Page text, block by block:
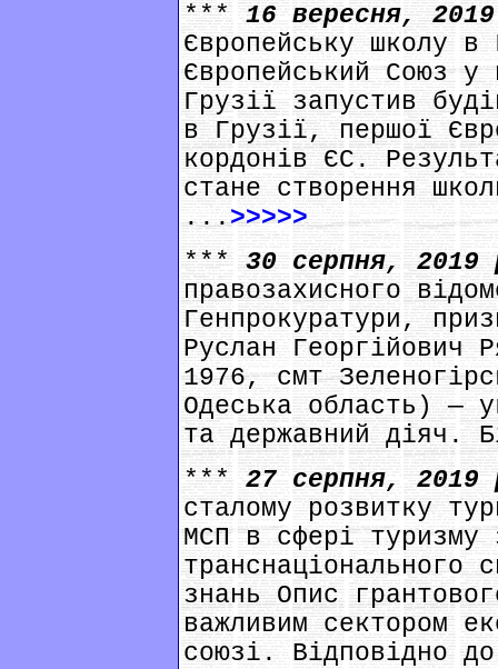
***16 вересня,
Європейську школу в
Європейський Союз у
Грузії запустив
в Грузії, першої
кордонів ЄС.
стане створення
...>>>>>
***30 серпня,
правозахисного
Генпрокуратури,
Руслан Георгійович
1976, смт
Одеська область) —
та державний діяч.
***27 серпня,
сталому розвитку
МСП в сфері туризму
транснаціонального
знань Опис
важливим сектором
союзі. Відповідно